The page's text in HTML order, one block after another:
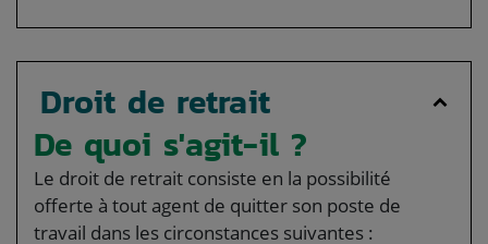
Droit de retrait
De quoi s'agit-il ?
Le droit de retrait consiste en la possibilité
offerte à tout agent de quitter son poste de
travail dans les circonstances suivantes :